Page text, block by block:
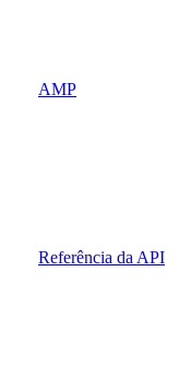
AMP
Referência da API